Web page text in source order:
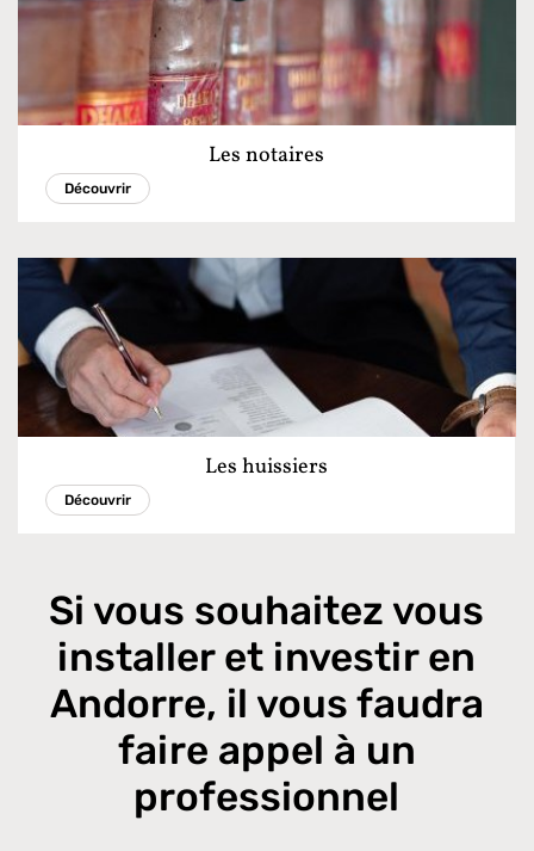
Les notaires
Découvrir
Les huissiers
Découvrir
Si vous souhaitez vous
installer et investir en
Andorre, il vous faudra
faire appel à un
professionnel